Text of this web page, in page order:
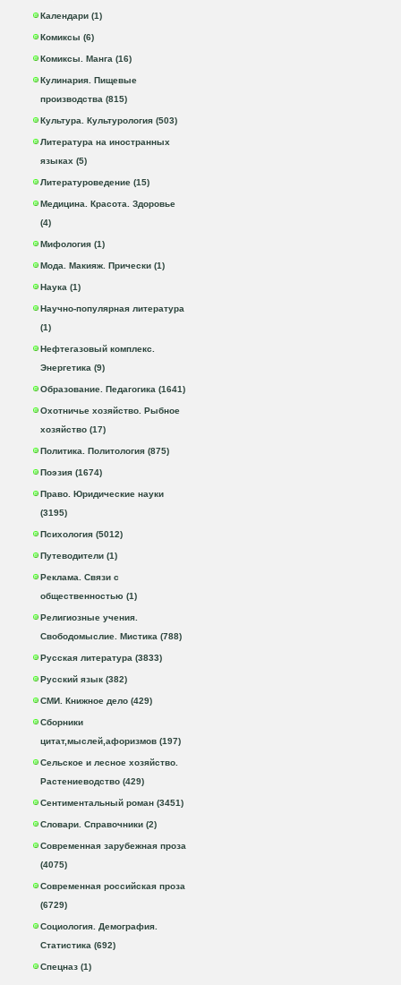
Календари (1)
Комиксы (6)
Комиксы. Манга (16)
Кулинария. Пищевые
производства (815)
Культура. Культурология (503)
Литература на иностранных
языках (5)
Литературоведение (15)
Медицина. Красота. Здоровье
(4)
Мифология (1)
Мода. Макияж. Прически (1)
Наука (1)
Научно-популярная литература
(1)
Нефтегазовый комплекс.
Энергетика (9)
Образование. Педагогика (1641)
Охотничье хозяйство. Рыбное
хозяйство (17)
Политика. Политология (875)
Поэзия (1674)
Право. Юридические науки
(3195)
Психология (5012)
Путеводители (1)
Реклама. Связи с
общественностью (1)
Религиозные учения.
Свободомыслие. Мистика (788)
Русская литература (3833)
Русский язык (382)
СМИ. Книжное дело (429)
Сборники
цитат,мыслей,афоризмов (197)
Сельское и лесное хозяйство.
Растениеводство (429)
Сентиментальный роман (3451)
Словари. Справочники (2)
Современная зарубежная проза
(4075)
Современная российская проза
(6729)
Социология. Демография.
Статистика (692)
Спецназ (1)